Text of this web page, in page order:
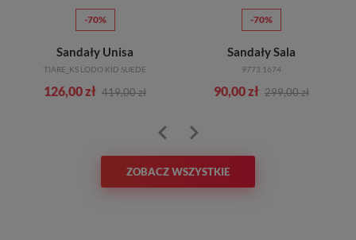
-70%
Sandały Unisa
TIARE_KS LODO KID SUEDE
126,00 zł 419,00 zł
-70%
Sandały Sala
9773 1674
90,00 zł 299,00 zł
ZOBACZ WSZYSTKIE